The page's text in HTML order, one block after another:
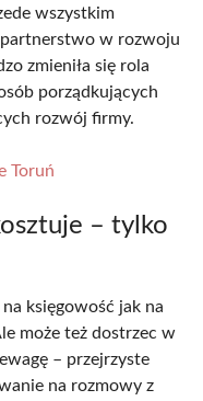
wszystkim
partnerstwo w rozwoju
zmieniła się rola
porządkujących
rozwój firmy.
Toruń
– tylko
księgowość jak na
może też dostrzec w
– przejrzyste
na rozmowy z